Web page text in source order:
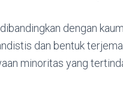
dibandingkan dengan
dan bentuk
minoritas yang